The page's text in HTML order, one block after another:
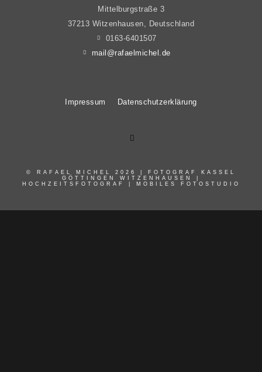
Mittelburgstraße 3
37213 Witzenhausen, Deutschland
0163-6401507
mail@rafaelmichel.de
Impressum Datenschutzerklärung
© RAFAEL MICHEL 2026 | FOTOGRAF KASSEL
GÖTTINGEN WITZENHAUSEN |
HOCHZEITSFOTOGRAF | MOBILES FOTOSTUDIO